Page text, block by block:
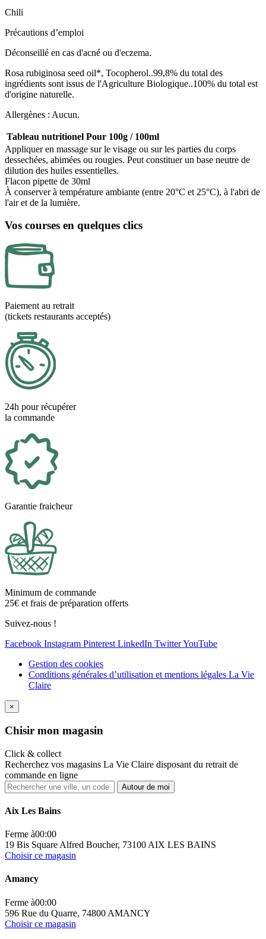
Chili
Précautions d’emploi
Déconseillé en cas d'acné ou d'eczema.
Rosa rubiginosa seed oil*, Tocopherol..99,8% du total des
ingrédients sont issus de l'Agriculture Biologique..100% du total est
d'origine naturelle.
Allergènes : Aucun.
Tableau nutritionel Pour 100g / 100ml
Appliquer en massage sur le visage ou sur les parties du corps
dessechées, abimées ou rougies. Peut constituer un base neutre de
dilution des huiles essentielles.
Flacon pipette de 30ml
À conserver à température ambiante (entre 20°C et 25°C), à l'abri de
l'air et de la lumière.
Vos courses en quelques clics
Paiement au retrait
(tickets restaurants acceptés)
24h pour récupérer
la commande
Garantie fraicheur
Minimum de commande
25€ et frais de préparation offerts
Suivez-nous !
Facebook Instagram Pinterest LinkedIn TwitterYouTube
Gestion des cookies
Conditions générales d’utilisation et mentions légales La Vie
Claire
×
Chisir mon magasin
Click & collect
Recherchez vos magasins La Vie Claire disposant du retrait de
commande en ligne
Autour de moi
Aix Les Bains
Ferme à00:00
19 Bis Square Alfred Boucher, 73100 AIX LES BAINS
Choisir ce magasin
Amancy
Ferme à00:00
596 Rue du Quarre, 74800 AMANCY
Choisir ce magasin